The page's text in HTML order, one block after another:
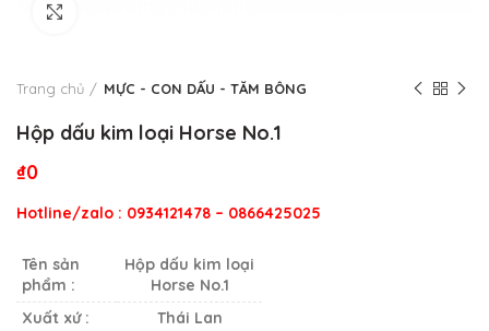
Trang chủ MỰC - CON DẤU - TĂM BÔNG
Hộp dấu kim loại Horse No.1
₫0
Hotline/zalo : 0934121478 – 0866425025
Tên sản
phẩm :
Hộp dấu kim loại
Horse No.1
Xuất xứ :
Thái Lan